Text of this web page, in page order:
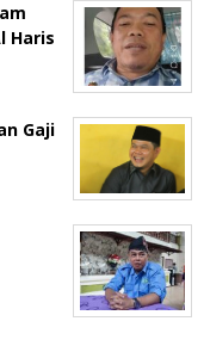
Haris
Gaji